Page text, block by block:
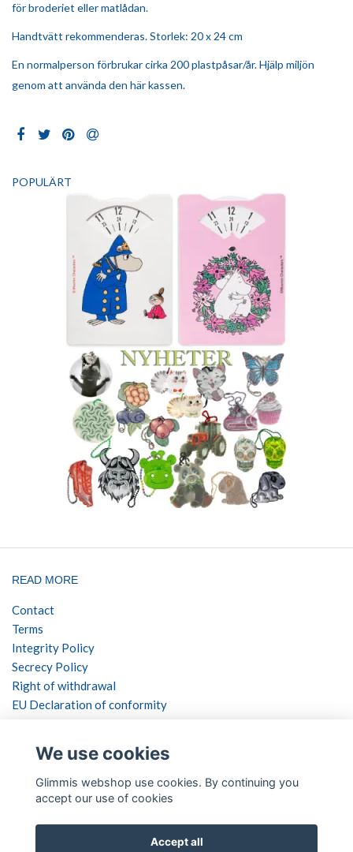
för broderiet eller matlådan.
Handtvätt rekommenderas. Storlek: 20 x 24 cm
En normalperson förbrukar cirka 200 plastpåsar/år. Hjälp miljön
genom att använda den här kassen.
POPULÄRT
READ MORE
Contact
Terms
Integrity Policy
Secrecy Policy
Right of withdrawal
EU Declaration of conformity
SOCIAL NETWORKS
PAYMENT METHODS
We use cookies
Glimmis webshop use cookies. By continuing you
accept our use of cookies
Accept all